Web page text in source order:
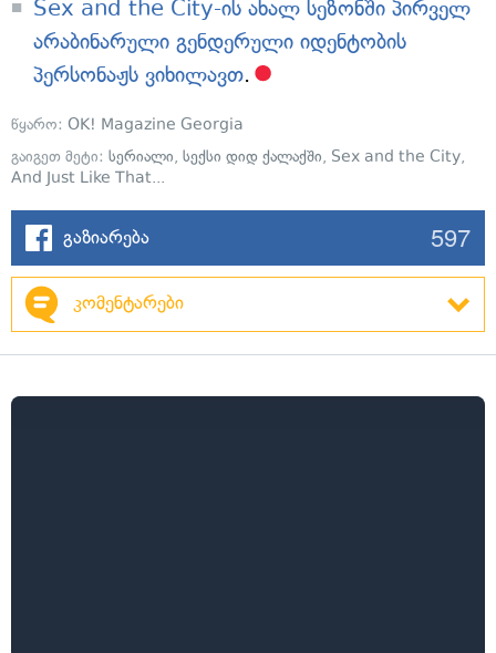
Sex and the City-ის ახალ სეზონში პირველ
არაბინარული გენდერული იდენტობის
პერსონაჟს ვიხილავთ.
წყარო: OK! Magazine Georgia
გაიგეთ მეტი: სერიალი, სექსი დიდ ქალაქში, Sex and the City,
And Just Like That...
გაზიარება 597
კომენტარები